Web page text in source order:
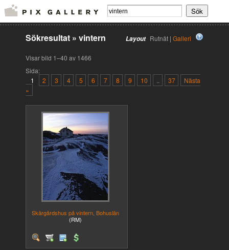
Layout Rutnät | Galleri
Sökresultat » vintern
Visar bild 1–40 av 1466
Sida:
1
2 3 4 5 6 7 8 9 10 .. 37
Nästa
»
Skärgårdshus på vintern, Bohuslän
(RM)